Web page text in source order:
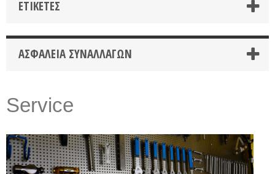
ΕΤΙΚΈΤΕΣ
ΑΣΦΆΛΕΙΑ ΣΥΝΑΛΛΑΓΏΝ
Service